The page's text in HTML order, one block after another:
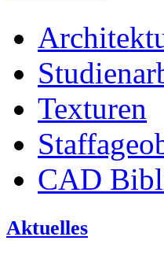
Texturen
CAD
Aktuelles